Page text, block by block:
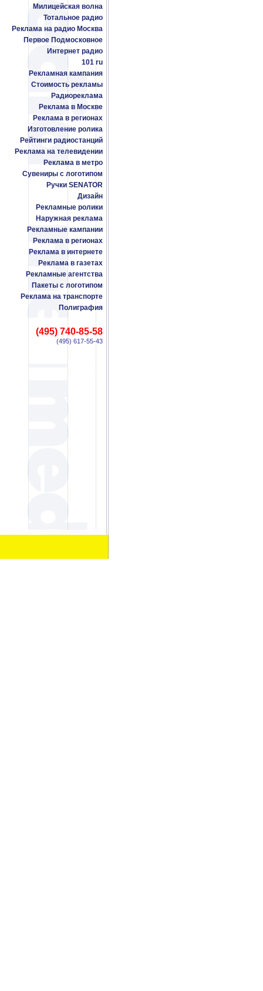
Милицейская волна
Тотальное радио
Реклама на радио Москва
Первое Подмосковное
Интернет радио
101 ru
Рекламная кампания
Стоимость рекламы
Радиореклама
Реклама в Москве
Реклама в регионах
Изготовление ролика
Рейтинги радиостанций
Реклама на телевидении
Реклама в метро
Сувениры с логотипом
Ручки SENATOR
Дизайн
Рекламные ролики
Наружная реклама
Рекламные кампании
Реклама в регионах
Реклама в интернете
Реклама в газетах
Рекламные агентства
Пакеты с логотипом
Реклама на транспорте
Полиграфия
(495) 740-85-58
(495) 617-55-43